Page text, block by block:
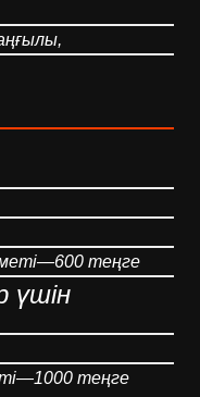
теңге
үшін
теңге